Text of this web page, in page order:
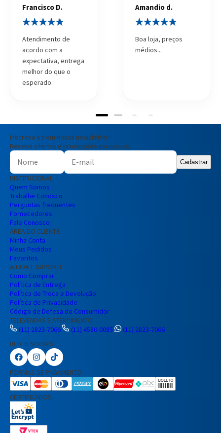
Atendimento de
acordo com a
expectativa, entrega
melhor do que o
esperado.
Francisco D.
Boa loja, preços
médios...
Amandio d.
Inscreva-se em nossa newsletter!
Receba ofertas e promoções exclusivas
Cadastrar
INSTITUCIONAL
Quem Somos
Trabalhe Conosco
Perguntas frequentes
Fornecedores
Fale Conosco
ÁREA DO CLIENTE
Minha Conta
Meus Pedidos
Favoritos
AJUDA E SUPORTE
Como Comprar
Política de Entrega
Política de Troca e Devolução
Política de Privacidade
Código de Defesa do Consumidor
TELEVENDAS E ATENDIMENTO
(11) 2823-7066
(11) 4580-0085
(11) 2823-7066
REDES SOCIAIS
FORMAS DE PAGAMENTO
CERTIFICADOS
Nome Completo